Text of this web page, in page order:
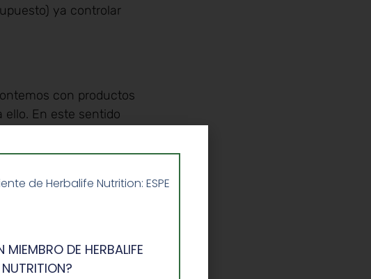
ya controlar
con productos
En este sentido
que necesita su
de soja y lácteos. Para
de ello es, por
de leche, lo que
de Herbalife Nutrition: ESPE
MIEMBRO DE HERBALIFE
NUTRITION?